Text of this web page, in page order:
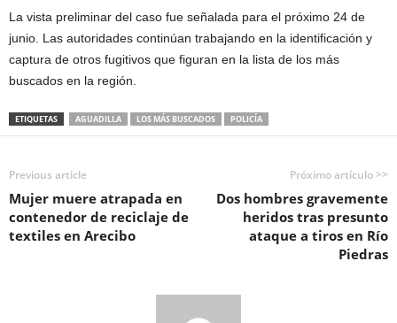
La vista preliminar del caso fue señalada para el próximo 24 de
junio. Las autoridades continúan trabajando en la identificación y
captura de otros fugitivos que figuran en la lista de los más
buscados en la región.
ETIQUETAS AGUADILLA LOS MÁS BUSCADOS POLICÍA
Previous article
Mujer muere atrapada en
contenedor de reciclaje de
textiles en Arecibo
Próximo artículo >>
Dos hombres gravemente
heridos tras presunto
ataque a tiros en Río
Piedras